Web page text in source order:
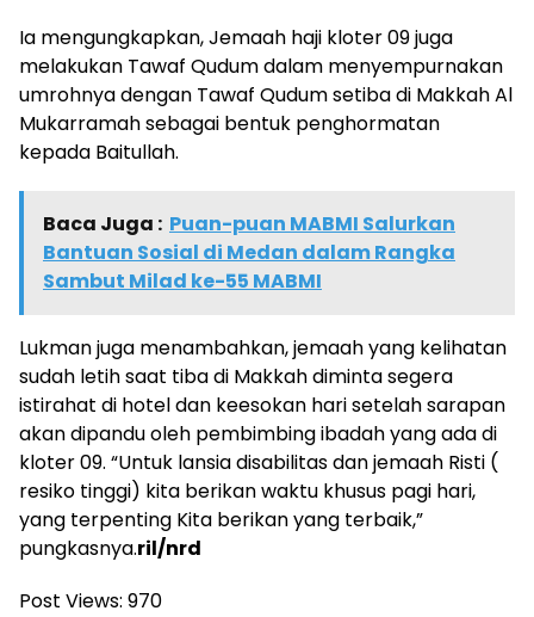
Ia mengungkapkan, Jemaah haji kloter 09 juga
melakukan Tawaf Qudum dalam menyempurnakan
umrohnya dengan Tawaf Qudum setiba di Makkah Al
Mukarramah sebagai bentuk penghormatan
kepada Baitullah.
Baca Juga : Puan-puan MABMI Salurkan
Bantuan Sosial di Medan dalam Rangka
Sambut Milad ke-55 MABMI
Lukman juga menambahkan, jemaah yang kelihatan
sudah letih saat tiba di Makkah diminta segera
istirahat di hotel dan keesokan hari setelah sarapan
akan dipandu oleh pembimbing ibadah yang ada di
kloter 09. “Untuk lansia disabilitas dan jemaah Risti (
resiko tinggi) kita berikan waktu khusus pagi hari,
yang terpenting Kita berikan yang terbaik,”
pungkasnya.ril/nrd
Post Views: 970